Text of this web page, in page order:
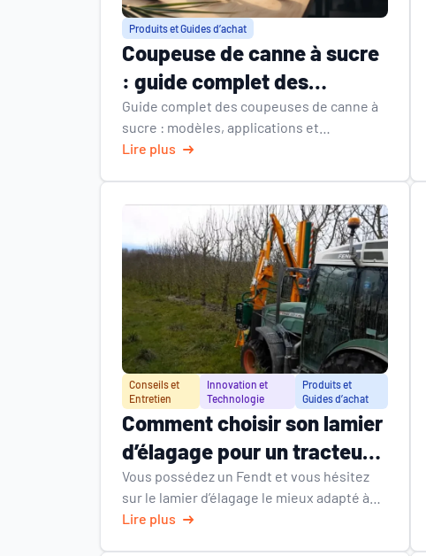
Produits et Guides d’achat
Coupeuse de canne à sucre
: guide complet des
modèles et applications
Guide complet des coupeuses de canne à
sucre : modèles, applications et
innovations écologiques. Trouvez la
Lire plus
Conseils et
Entretien
Innovation et
Technologie
Produits et
Guides d’achat
Comment choisir son lamier
d’élagage pour un tracteur
Fendt ?
Vous possédez un Fendt et vous hésitez
sur le lamier d’élagage le mieux adapté à
votre machine ? Cette question mérite
Lire plus